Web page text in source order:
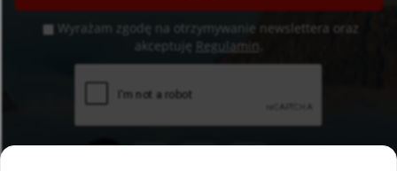
Wyrażam zgodę na otrzymywanie newslettera oraz
akceptuję Regulamin